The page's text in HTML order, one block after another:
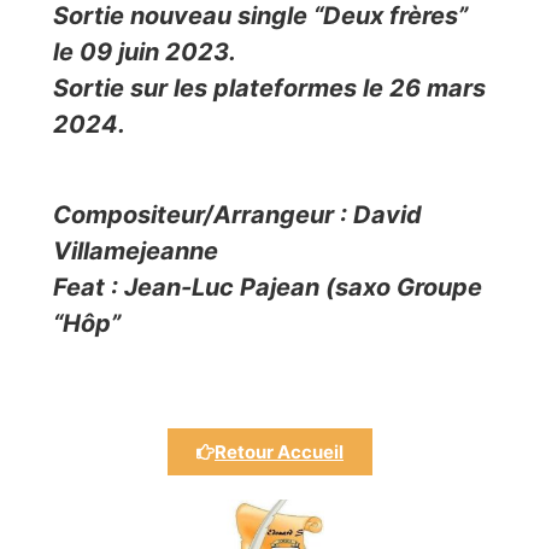
Sortie nouveau single “Deux frères”
le 09 juin 2023.
Sortie sur les plateformes le 26 mars
2024.
Compositeur/Arrangeur : David
Villamejeanne
Feat : Jean-Luc Pajean (saxo Groupe
“Hôp”
Retour Accueil